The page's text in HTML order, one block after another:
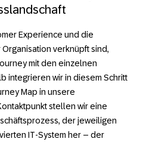
Experience und die
verknüpft sind,
mit den einzelnen
integrieren wir in diesem Schritt
Map in unsere
stellen wir eine
der jeweiligen
IT-System her – der